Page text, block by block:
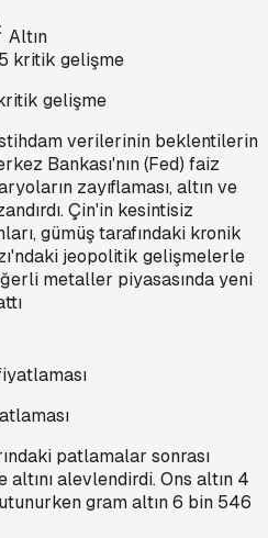
Altın
gelişme
verilerinin beklentilerin
Bankası'nın (Fed) faiz
zayıflaması, altın ve
Çin'in kesintisiz
gümüş tarafındaki kronik
jeopolitik gelişmelerle
metaller piyasasında yeni
patlamalar sonrası
altını alevlendirdi. Ons altın 4
gram altın 6 bin 546